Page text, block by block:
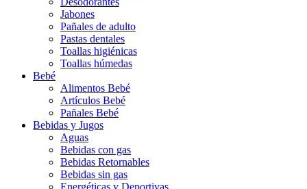
Jabones
Pañales de adulto
Pastas dentales
Toallas higiénicas
Toallas húmedas
Bebé
Alimentos Bebé
Artículos Bebé
Pañales Bebé
Bebidas y Jugos
Aguas
Bebidas con gas
Bebidas Retornables
Bebidas sin gas
Energéticas y Deportivas